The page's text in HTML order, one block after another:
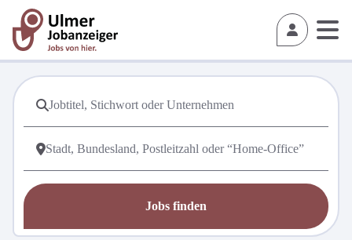
Jobs finden